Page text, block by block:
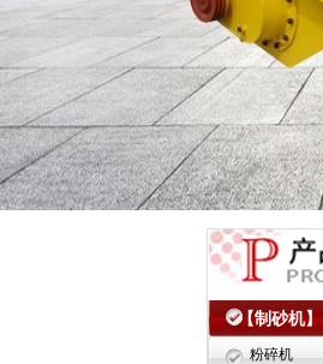
【制砂机】
粉碎机